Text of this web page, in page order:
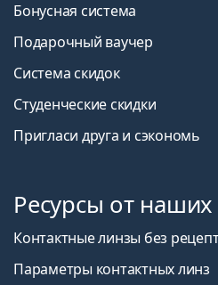
Бонусная система
Подарочный ваучер
Система скидок
Студенческие скидки
Пригласи друга и сэкономь
Ресурсы от наших
Контактные линзы без
Параметры контактных линз